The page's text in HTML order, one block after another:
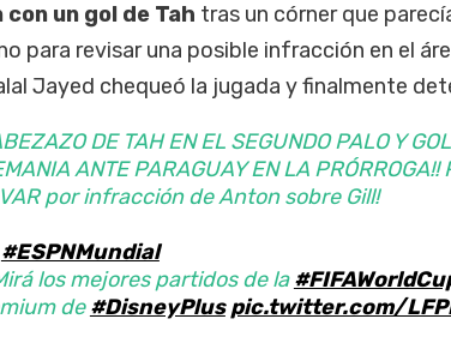
un gol de Tah tras un córner que
para revisar una posible infracción en el
Jayed chequeó la jugada y finalmente
DE TAH EN EL SEGUNDO PALO Y
ANTE PARAGUAY EN LA
por infracción de Anton sobre Gill!
#ESPNMundial
los mejores partidos de la
de#DisneyPlus pic.twitter.com/